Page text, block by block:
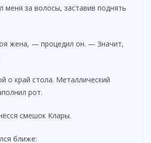
меня за волосы, заставив поднять
жена, — процедил он. — Значит,
о край стола. Металлический
рот.
смешок Клары.
ближе: